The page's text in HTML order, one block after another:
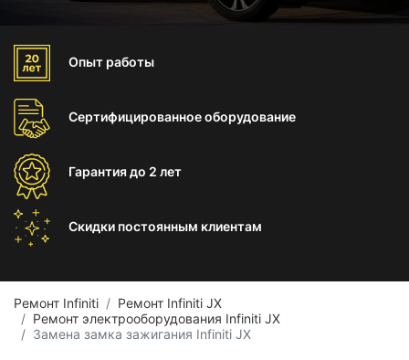
Опыт работы
Сертифицированноеоборудование
Гарантиядо 2 лет
Скидки постоянным клиентам
Ремонт Infiniti
Ремонт Infiniti JX
Ремонт электрооборудования Infiniti JX
Замена замка зажигания Infiniti JX